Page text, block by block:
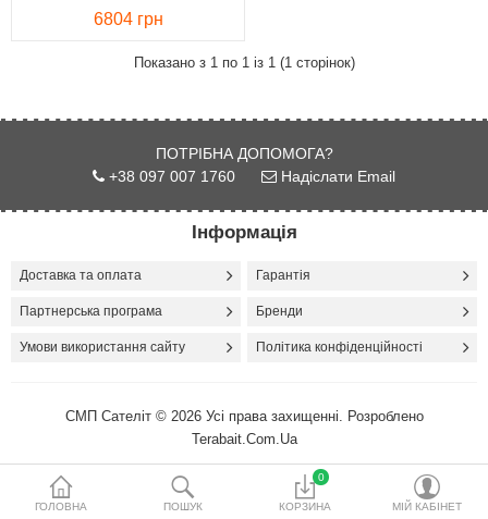
Системи водоочистки і
Список бажань
Валюта
ГОЛОВНА ПОШУК
0
КОРЗИНА МІЙ КАБІНЕТ
6804 грн
Показано з 1 по 1 із 1 (1 сторінок)
ПОТРІБНА ДОПОМОГА?
+38 097 007 1760
Надіслати Email
Інформація
Доставка та оплата Гарантія
Партнерська програма Бренди
Умови використання сайту Політика конфіденційності
СМП Сателіт © 2026 Усі права захищенні. Розроблено
Terabait.Com.Ua